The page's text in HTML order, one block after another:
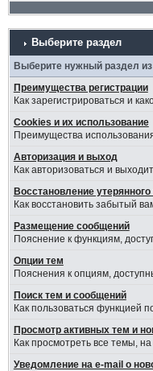
Выберите раздел
Выберите нужный раздел из
Преимущества регистрации
Как зарегистрироваться и
Cookies и их использование
Преимущества
Авторизация и выход
Как авторизоваться и
Восстановление
Как восстановить забытый
Размещение сообщений
Пояснение к функциям,
Опции тем
Пояснения к опциям,
Поиск тем и сообщений
Как пользоваться функцией
Просмотр активных тем и
Как просмотреть все темы,
Уведомление на е-mail о